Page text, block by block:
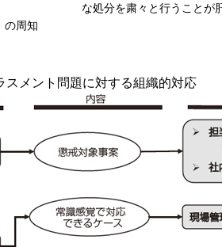
の周知
な処分を粛々と行うことが
スメント問題に対する組織的対応